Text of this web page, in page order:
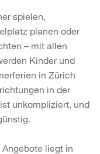
spielen,
planen oder
– mit allen
Kinder und
in Zürich
in der
unkompliziert, und
liegt in